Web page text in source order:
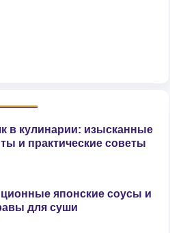
в кулинарии: изысканные
и практические советы
японские соусы и
для суши